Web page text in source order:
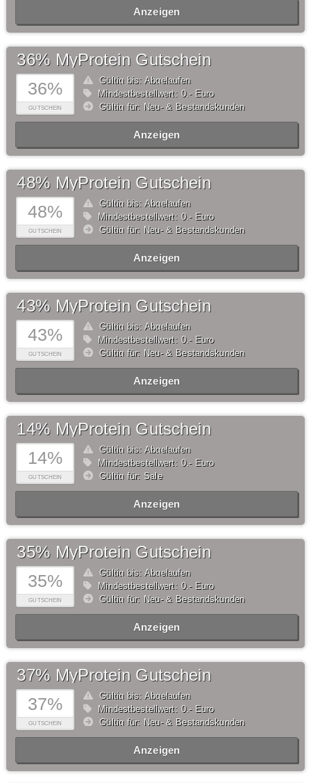
Anzeigen
36%
GUTSCHEIN
36% MyProtein Gutschein
Gültig bis: Abgelaufen
Mindestbestellwert: 0,- Euro
Gültig für: Neu- & Bestandskunden
Anzeigen
48%
GUTSCHEIN
48% MyProtein Gutschein
Gültig bis: Abgelaufen
Mindestbestellwert: 0,- Euro
Gültig für: Neu- & Bestandskunden
Anzeigen
43%
GUTSCHEIN
43% MyProtein Gutschein
Gültig bis: Abgelaufen
Mindestbestellwert: 0,- Euro
Gültig für: Neu- & Bestandskunden
Anzeigen
14%
GUTSCHEIN
14% MyProtein Gutschein
Gültig bis: Abgelaufen
Mindestbestellwert: 0,- Euro
Gültig für: Sale
Anzeigen
35%
GUTSCHEIN
35% MyProtein Gutschein
Gültig bis: Abgelaufen
Mindestbestellwert: 0,- Euro
Gültig für: Neu- & Bestandskunden
Anzeigen
37%
GUTSCHEIN
37% MyProtein Gutschein
Gültig bis: Abgelaufen
Mindestbestellwert: 0,- Euro
Gültig für: Neu- & Bestandskunden
Anzeigen